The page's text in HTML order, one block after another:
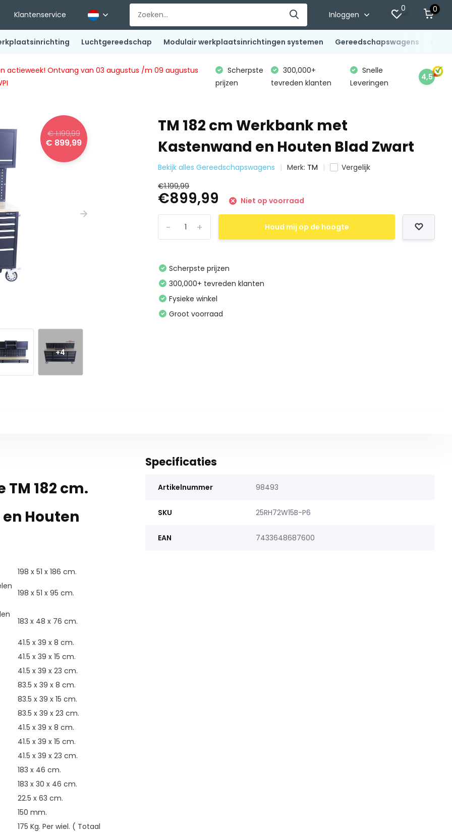
Klantenservice Inloggen
0 0
Luchtgereedschap Modulair werkplaatsinrichtingen systemen Gereedschapswagens
actieweek! Ontvang van 03 augustus /m 09 augustus
Scherpste
prijzen
300,000+
tevreden klanten
Snelle
Leveringen
4,5
€ 1.199,99
€ 899,99
+4
TM 182 cm Werkbank met
Kastenwand en Houten Blad Zwart
Bekijk alles Gereedschapswagens Merk: TM
Vergelijk
€1.199,99
€899,99 Niet op voorraad
+
- Houd mij op de hoogte
Scherpste prijzen
300,000+ tevreden klanten
Fysieke winkel
Groot voorraad
182 cm.
Houten
198 x 51 x 186 cm.
198 x 51 x 95 cm.
183 x 48 x 76 cm.
41.5 x 39 x 8 cm.
41.5 x 39 x 15 cm.
41.5 x 39 x 23 cm.
83.5 x 39 x 8 cm.
83.5 x 39 x 15 cm.
83.5 x 39 x 23 cm.
41.5 x 39 x 8 cm.
41.5 x 39 x 15 cm.
41.5 x 39 x 23 cm.
183 x 46 cm.
183 x 30 x 46 cm.
22.5 x 63 cm.
150 mm.
175 Kg. Per wiel. ( Totaal
Specificaties
Artikelnummer 98493
SKU 25RH72W15B-P6
EAN 7433648687600